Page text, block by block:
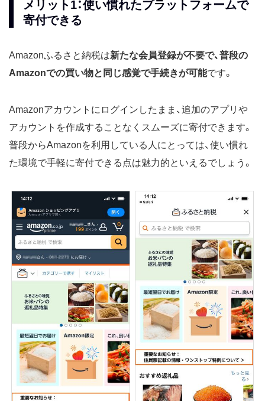
メリット1：使い慣れたプラットフォームで
寄付できる
Amazonふるさと納税は新たな会員登録が不要で、普段の
Amazonでの買い物と同じ感覚で手続きが可能です。
Amazonアカウントにログインしたまま、追加のアプリや
アカウントを作成することなくスムーズに寄付できます。
普段からAmazonを利用している人にとっては、使い慣れ
た環境で手軽に寄付できる点は魅力的といえるでしょう。